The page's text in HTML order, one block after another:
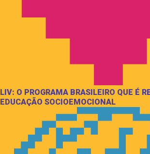
LIV: O PROGRAMA BRASILEIRO QUE É
EDUCAÇÃO SOCIOEMOCIONAL